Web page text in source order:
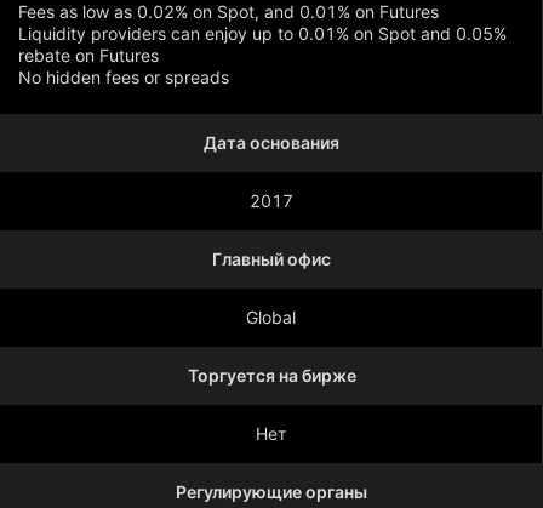
Fees as low as 0.02% on Spot, and 0.01% on Futures
Liquidity providers can enjoy up to 0.01% on Spot and 0.05%
rebate on Futures
No hidden fees or spreads
Показать больше
Дата основания
2017
Главный офис
Global
Торгуется на бирже
Нет
Регулирующие органы